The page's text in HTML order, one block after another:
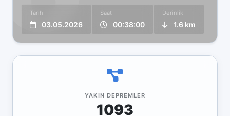
Tarih
03.05.2026
Saat
00:38:00
Derinlik
1.6 km
YAKIN DEPREMLER
1093